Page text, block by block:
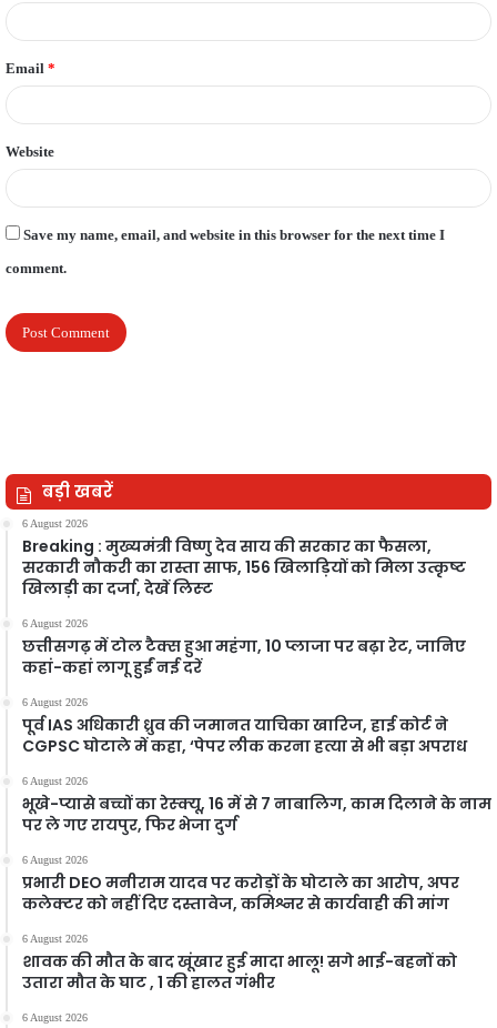
Email *
Website
Save my name, email, and website in this browser for the next time I
comment.
बड़ी खबरें
6 August 2026
Breaking : मुख्यमंत्री विष्णु देव साय की सरकार का फैसला,
सरकारी नौकरी का रास्ता साफ, 156 खिलाड़ियों को मिला उत्कृष्ट
खिलाड़ी का दर्जा, देखें लिस्‍ट
6 August 2026
छत्तीसगढ़ में टोल टैक्स हुआ महंगा, 10 प्लाजा पर बढ़ा रेट, जानिए
कहां-कहां लागू हुईं नई दरें
6 August 2026
पूर्व IAS अधिकारी ध्रुव की जमानत याचिका खारिज, हाई कोर्ट ने
CGPSC घोटाले में कहा, ‘पेपर लीक करना हत्या से भी बड़ा अपराध
6 August 2026
भूखे-प्यासे बच्चों का रेस्क्यू, 16 में से 7 नाबालिग, काम दिलाने के नाम
पर ले गए रायपुर, फिर भेजा दुर्ग
6 August 2026
प्रभारी DEO मनीराम यादव पर करोड़ों के घोटाले का आरोप, अपर
कलेक्टर को नहीं दिए दस्तावेज, कमिश्नर से कार्यवाही की मांग
6 August 2026
शावक की मौत के बाद खूंखार हुई मादा भालू! सगे भाई-बहनों को
उतारा मौत के घाट , 1 की हालत गंभीर
6 August 2026